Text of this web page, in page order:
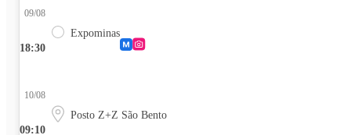
18:30
09/08
Expominas
09:10
10/08
Posto Z+Z São Bento